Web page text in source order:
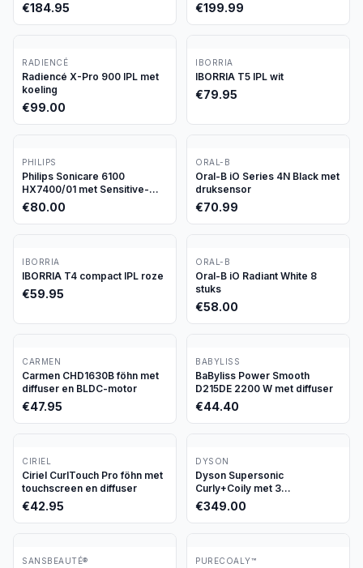
€184.95 €199.99
RADIENCÉ
Radiencé X-Pro 900 IPL met
koeling
€99.00
IBORRIA
IBORRIA T5 IPL wit
€79.95
PHILIPS
Philips Sonicare 6100
HX7400/01 met Sensitive-
stand
€80.00
ORAL-B
Oral-B iO Series 4N Black met
druksensor
€70.99
IBORRIA
IBORRIA T4 compact IPL roze
€59.95
ORAL-B
Oral-B iO Radiant White 8
stuks
€58.00
CARMEN
Carmen CHD1630B föhn met
diffuser en BLDC-motor
€47.95
BABYLISS
BaByliss Power Smooth
D215DE 2200 W met diffuser
€44.40
CIRIEL
Ciriel CurlTouch Pro föhn met
touchscreen en diffuser
€42.95
DYSON
Dyson Supersonic
Curly+Coily met 3
opzetstukken
€349.00
SANSBEAUTÉ® PURECOALY™